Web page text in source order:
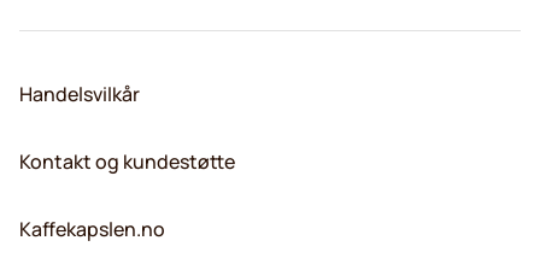
Handelsvilkår
Kontakt og kundestøtte
Kaffekapslen.no